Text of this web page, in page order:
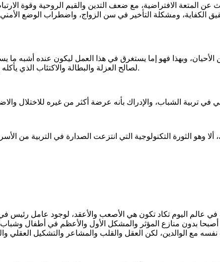
المتعة الافتراضية، مع ضعف التدين والقيم الروحية وقوة
الكفاية، ومشكلة التأخير في سن الزواج، واضطراب الوضع
وبهذا فهو إما يستغرق في هذا العمل ليكون عنده أشبه ما
لصالح العزلة والبطالة والاكتئاب الذي يأكله ويحطمه دون إدراك للبيئة من حوله لما يعانيه.
وهو الثورة التكنولوجية التي انتزعت الصدارة في التربية من
عالم اليوم تكاد تكون هي الأصعب والأعقد، لوجود عامل رئيس في
أصبحا بدون منازع المؤثر والمشكل الأول والأعظم في أطفال